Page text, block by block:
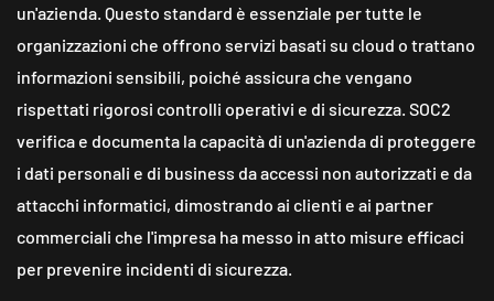
un'azienda. Questo standard è essenziale per tutte le
organizzazioni che offrono servizi basati su cloud o trattano
informazioni sensibili, poiché assicura che vengano
rispettati rigorosi controlli operativi e di sicurezza. SOC2
verifica e documenta la capacità di un'azienda di proteggere
i dati personali e di business da accessi non autorizzati e da
attacchi informatici, dimostrando ai clienti e ai partner
commerciali che l'impresa ha messo in atto misure efficaci
per prevenire incidenti di sicurezza.